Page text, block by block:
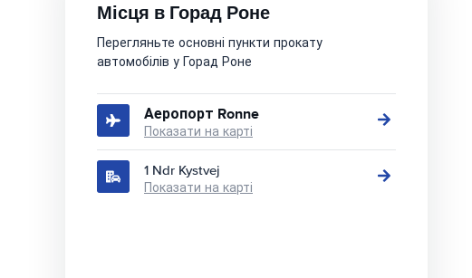
Місця в Горад Роне
Перегляньте основні пункти прокату
автомобілів у Горад Роне
Аеропорт Ronne
Показати на карті
1 Ndr Kystvej
Показати на карті